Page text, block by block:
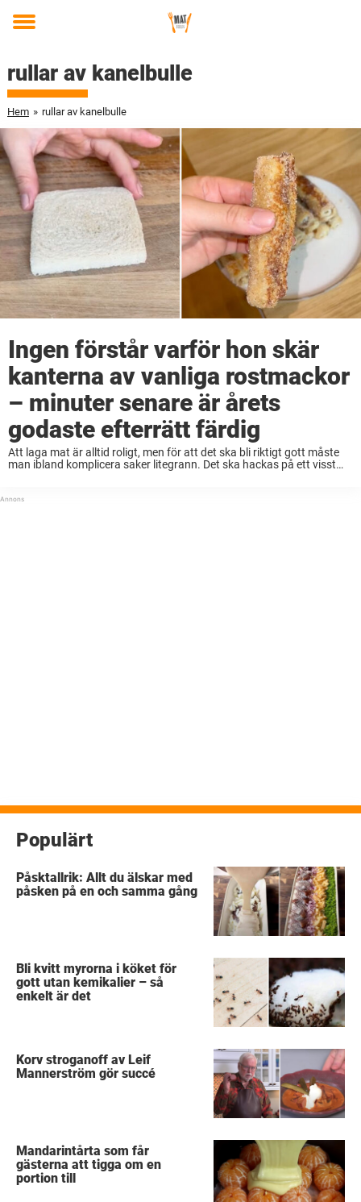
Toggle
rullar av kanelbulle
Hem » rullar av kanelbulle
Ingen förstår varför hon skär
kanterna av vanliga rostmackor
– minuter senare är årets
godaste efterrätt färdig
Att laga mat är alltid roligt, men för att det ska bli riktigt gott måste
man ibland komplicera saker litegrann. Det ska hackas på ett visst
Populärt
Påsktallrik: Allt du älskar med
påsken på en och samma gång
Bli kvitt myrorna i köket för
gott utan kemikalier – så
enkelt är det
Korv stroganoff av Leif
Mannerström gör succé
Mandarintårta som får
gästerna att tigga om en
portion till